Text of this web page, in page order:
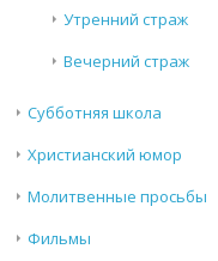
Утренний страж
Вечерний страж
Субботняя школа
Христианский юмор
Молитвенные просьбы
Фильмы